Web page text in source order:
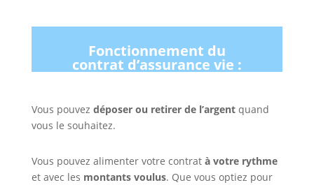
Fonctionnement du
contrat d’assurance vie :
Vous pouvez déposer ou retirer de l’argentquand
vous le souhaitez.
Vous pouvez alimenter votre contrat à votre rythme
et avec les montants voulus. Que vous optiez pour